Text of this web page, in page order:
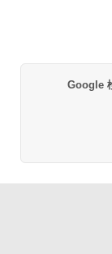
Google